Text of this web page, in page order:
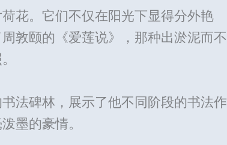
花。它们不仅在阳光下显得分外艳
敦颐的《爱莲说》，那种出淤泥而不
法碑林，展示了他不同阶段的书法作
墨的豪情。